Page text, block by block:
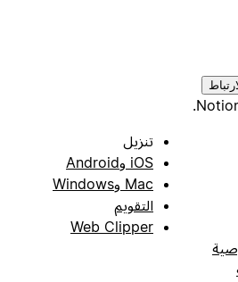
تنزيل
iOS وAndroid
Mac وWindows
التقويم
Web Clipper